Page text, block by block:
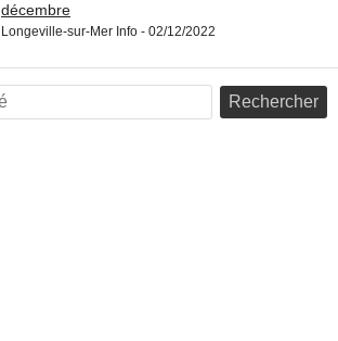
décembre
Longeville-sur-Mer Info - 02/12/2022
Rechercher